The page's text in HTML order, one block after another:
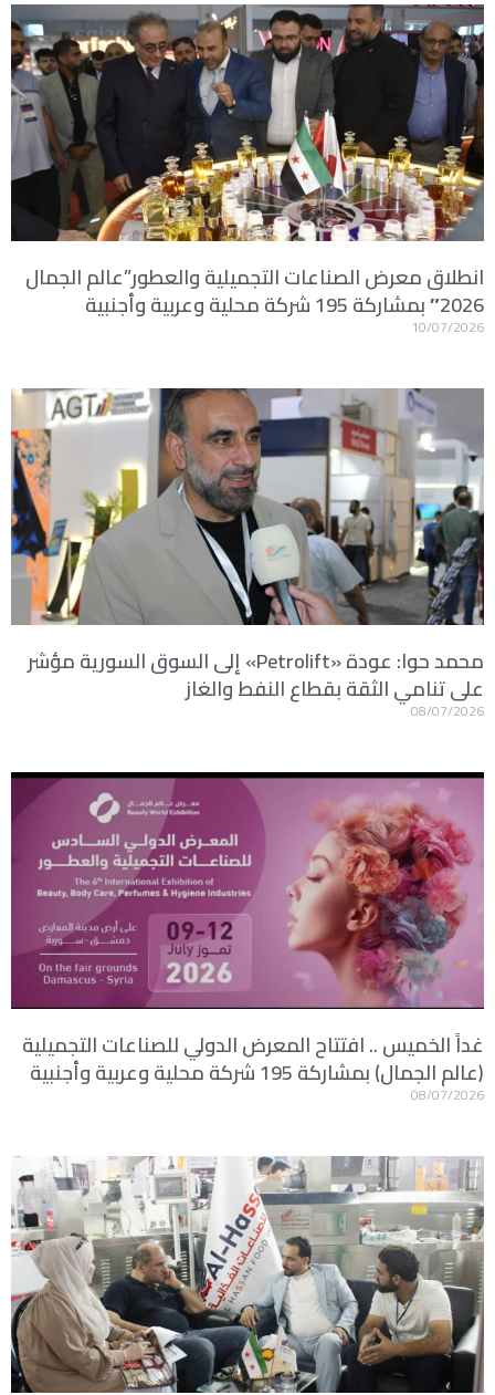
انطلاق معرض الصناعات التجميلية والعطور”عالم الجمال
2026″ بمشاركة 195 شركة محلية وعربية وأجنبية
10/07/2026
محمد حوا: عودة «Petrolift» إلى السوق السورية مؤشر
على تنامي الثقة بقطاع النفط والغاز
08/07/2026
غداً الخميس .. افتتاح المعرض الدولي للصناعات التجميلية
(عالم الجمال) بمشاركة 195 شركة محلية وعربية وأجنبية
08/07/2026